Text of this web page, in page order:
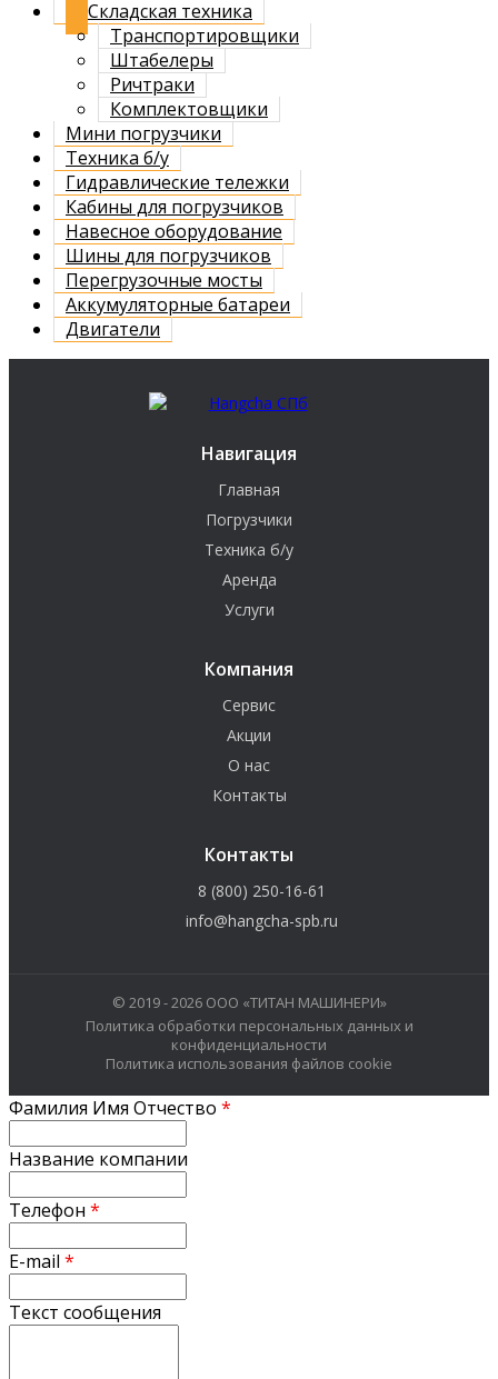
Складская техника
Транспортировщики
Штабелеры
Ричтраки
Комплектовщики
Мини погрузчики
Техника б/у
Гидравлические тележки
Кабины для погрузчиков
Навесное оборудование
Шины для погрузчиков
Перегрузочные мосты
Аккумуляторные батареи
Двигатели
Навигация
Главная
Погрузчики
Техника б/у
Аренда
Услуги
Компания
Сервис
Акции
О нас
Контакты
Контакты
8 (800) 250-16-61
info@hangcha-spb.ru
© 2019 - 2026 ООО «ТИТАН МАШИНЕРИ»
Политика обработки персональных данных и
конфиденциальности
Политика использования файлов cookie
Фамилия Имя Отчество *
Название компании
Телефон *
E-mail *
Текст сообщения